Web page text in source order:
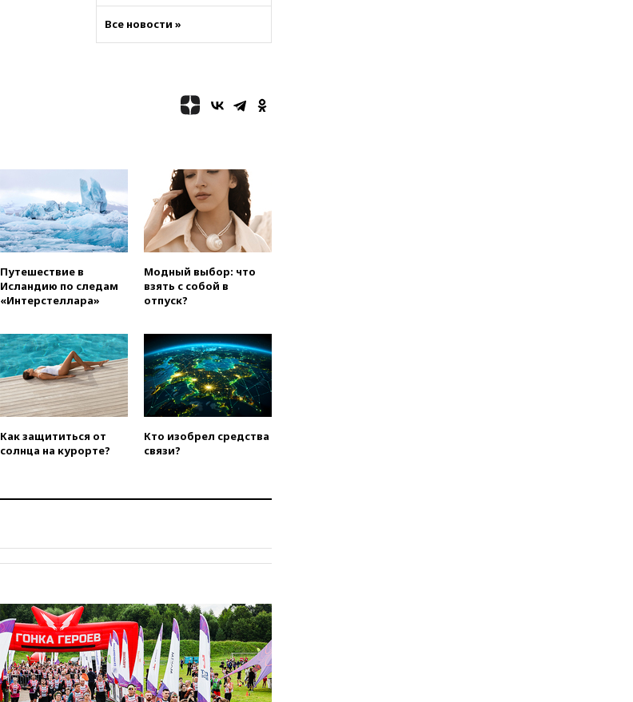
огня США и Ирана
Путин поручил
The Atlantic: Маск
отказал Украине в
использовании Starlink для
атак вглубь РФ
вчера, 21:35После пожара на
уголовное дело
вчера, 21:26Лидеры сборной
Хорватии
вчера, 21:15Пентагон
опубликовал 16 новых видео с
НЛО
вчера, 21:00На границе
Украины с Польшей скопилось
свыше 6,5 тысячи грузовиков
пройдет в 2026 году
Белгородской области
вчера, 20:30Лидию Невзорову
заочно арестовали по делу о
финансировании
экстремизма
Все новости »
Путешествие в
Исландию по следам
«Интерстеллара»
Модный выбор: что
взять с собой в
отпуск?
Как защититься от
солнца на курорте?
Кто изобрел средства
связи?